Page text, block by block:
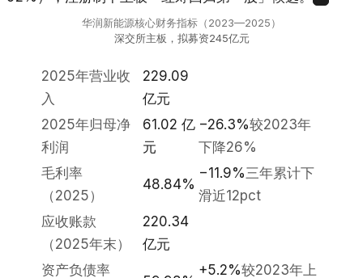
华润新能源核心财务指标（2023—2025）
深交所主板，拟募资245亿元
2025年营业收
入
229.09
亿元
2025年归母净
利润
61.02 亿
元
−26.3%较2023年
下降26%
毛利率
（2025）
48.84%
−11.9%三年累计下
滑近12pct
应收账款
（2025年末）
220.34
亿元
资产负债率
+5.2%较2023年上